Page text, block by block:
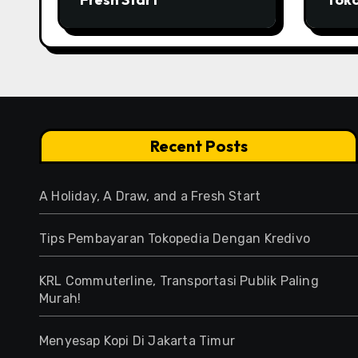
Recent Posts
A Holiday, A Draw, and a Fresh Start
Tips Pembayaran Tokopedia Dengan Kredivo
KRL Commuterline, Transportasi Publik Paling
Murah!
Menyesap Kopi Di Jakarta Timur